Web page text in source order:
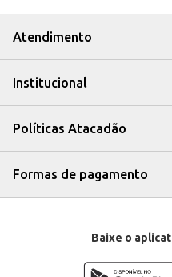
Atendimento
Institucional
Políticas Atacadão
Formas de pagamento
Baixe o